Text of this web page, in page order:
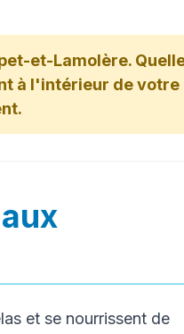
et-Lamolère.
à l'intérieur de votre
et se nourrissent de